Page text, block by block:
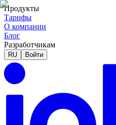
Продукты
Тарифы
О компании
Блог
Разработчикам
RU Войти